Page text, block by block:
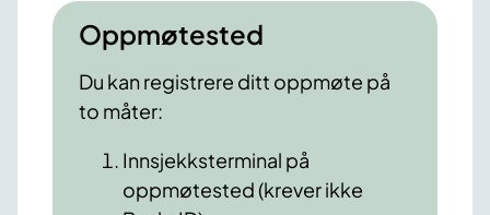
Oppmøtested
Du kan registrere ditt oppmøte på
to måter:
Innsjekksterminal på
oppmøtested (krever ikke